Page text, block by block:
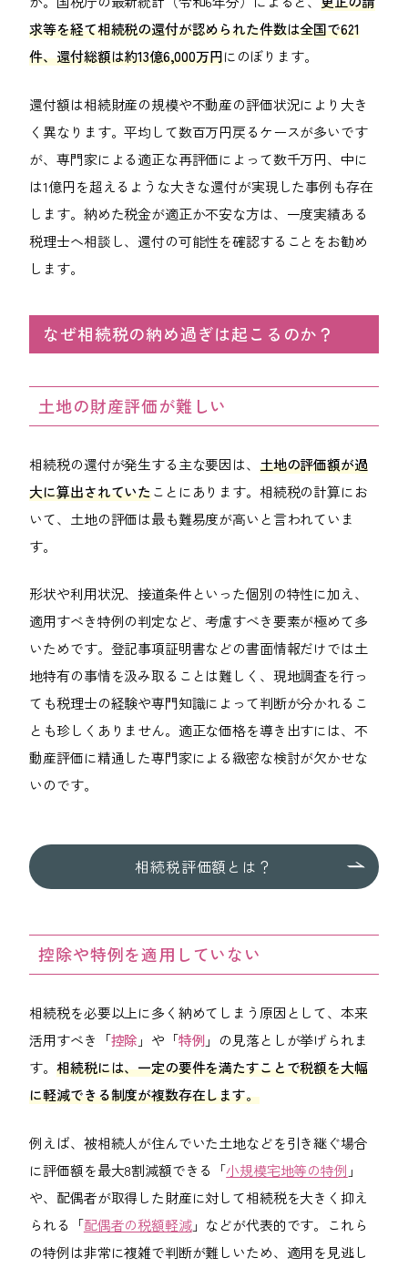
求等を経て相続税の還付が認められた件数は全国で621
件、還付総額は約13億6,000万円にのぼります。
還付額は相続財産の規模や不動産の評価状況により大き
く異なります。平均して数百万円戻るケースが多いです
が、専門家による適正な再評価によって数千万円、中に
は1億円を超えるような大きな還付が実現した事例も存在
します。納めた税金が適正か不安な方は、一度実績ある
税理士へ相談し、還付の可能性を確認することをお勧め
します。
なぜ相続税の納め過ぎは起こるのか？
土地の財産評価が難しい
相続税の還付が発生する主な要因は、 土地の評価額が過
大に算出されていたことにあります。相続税の計算にお
いて、土地の評価は最も難易度が高いと言われていま
す。
形状や利用状況、接道条件といった個別の特性に加え、
適用すべき特例の判定など、考慮すべき要素が極めて多
いためです。登記事項証明書などの書面情報だけでは土
地特有の事情を汲み取ることは難しく、現地調査を行っ
ても税理士の経験や専門知識によって判断が分かれるこ
とも珍しくありません。適正な価格を導き出すには、不
動産評価に精通した専門家による緻密な検討が欠かせな
いのです。
相続税評価額とは？
控除や特例を適用していない
相続税を必要以上に多く納めてしまう原因として、本来
活用すべき「控除 」や「特例」の見落としが挙げられま
す。相続税には、一定の要件を満たすことで税額を大幅
に軽減できる制度が複数存在します。
例えば、被相続人が住んでいた土地などを引き継ぐ場合
に評価額を最大8割減額できる「小規模宅地等の特例 」
や、配偶者が取得した財産に対して相続税を大きく抑え
られる「配偶者の税額軽減」などが代表的です。これら
の特例は非常に複雑で判断が難しいため、適用を見逃し